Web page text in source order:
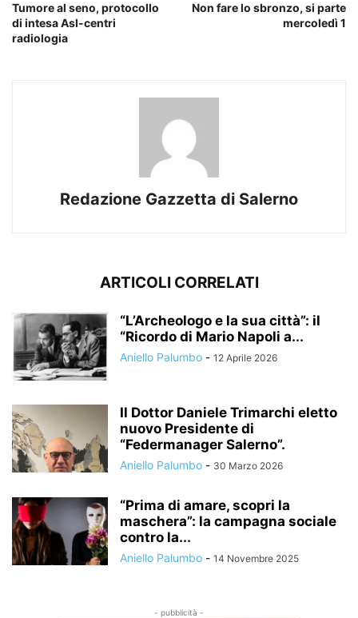
Tumore al seno, protocollo
di intesa Asl-centri
radiologia
Non fare lo sbronzo, si parte
mercoledì 1
Redazione Gazzetta di Salerno
ARTICOLI CORRELATI
“L’Archeologo e la sua città”: il
“Ricordo di Mario Napoli a...
Aniello Palumbo - 12 Aprile 2026
Il Dottor Daniele Trimarchi eletto
nuovo Presidente di
“Federmanager Salerno”.
Aniello Palumbo - 30 Marzo 2026
“Prima di amare, scopri la
maschera”: la campagna sociale
contro la...
Aniello Palumbo - 14 Novembre 2025
- pubblicità -